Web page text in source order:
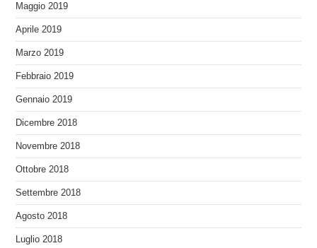
Maggio 2019
Aprile 2019
Marzo 2019
Febbraio 2019
Gennaio 2019
Dicembre 2018
Novembre 2018
Ottobre 2018
Settembre 2018
Agosto 2018
Luglio 2018